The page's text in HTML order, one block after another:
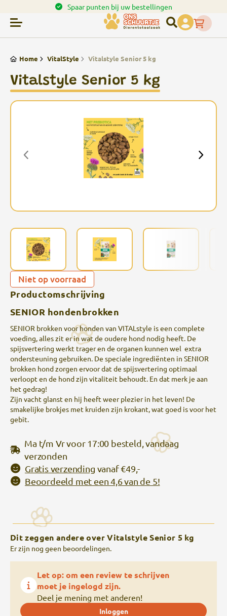
Spaar punten bij uw bestellingen
Home VitalStyle Vitalstyle Senior 5 kg
Vitalstyle Senior 5 kg
Niet op voorraad
Productomschrijving
SENIOR hondenbrokken
SENIOR brokken voor honden van VITALstyle is een complete
voeding, alles zit er in wat de oudere hond nodig heeft. De
spijsvertering werkt trager en de organen kunnen wel extra
ondersteuning gebruiken. De speciale ingrediënten in SENIOR
brokken hond zorgen ervoor dat de spijsvertering optimaal
verloopt en de hond zijn vitaliteit behoudt. En dat merk je aan
het gedrag!
Zijn vacht glanst en hij heeft weer plezier in het leven! De
smakelijke brokjes met kruiden zijn krokant, wat goed is voor het
gebit.
Ma t/m Vr voor 17:00 besteld, vandaag
verzonden
Gratis verzending vanaf €49,-
Beoordeeld met een 4,6 van de 5!
Dit zeggen andere over Vitalstyle Senior 5 kg
Er zijn nog geen beoordelingen.
Let op: om een review te schrijven
moet je ingelogd zijn.
Deel je mening met anderen!
Inloggen